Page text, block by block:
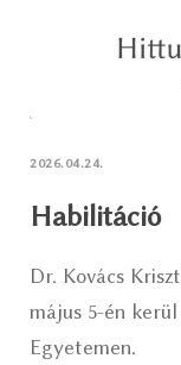
2026.04.24.
Habilitáció
Dr. Kovács
május 5-én
Egyetemen.